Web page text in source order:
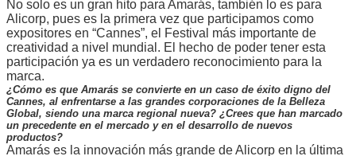
No solo es un gran hito para Amarás, también lo es para
Alicorp, pues es la primera vez que participamos como
expositores en “Cannes”, el Festival más importante de
creatividad a nivel mundial. El hecho de poder tener esta
participación ya es un verdadero reconocimiento para la
marca.
¿Cómo es que Amarás se convierte en un caso de éxito digno del
Cannes, al enfrentarse a las grandes corporaciones de la Belleza
Global, siendo una marca regional nueva? ¿Crees que han marcado
un precedente en el mercado y en el desarrollo de nuevos
productos?
Amarás es la innovación más grande de Alicorp en la última